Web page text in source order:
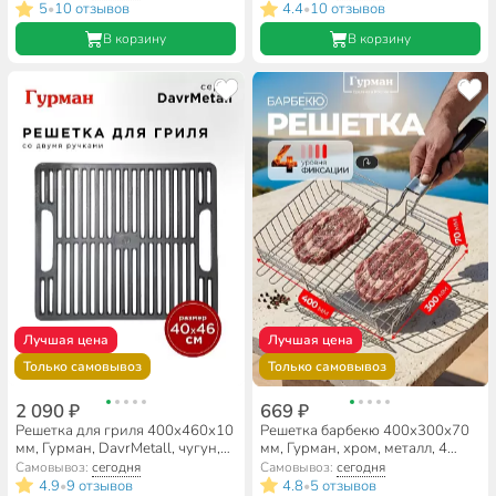
11100002-1(31-24)
5•10 отзывов
В корзину
покрытие, рукоятка дерево,
складная, 11100107-1(40-30)
4.4•10 отзывов
В корзину
Лучшая цена
Только самовывоз
2 090 ₽
Решетка для гриля 400х460х10
мм, Гурман, DavrMetall, чугун,
рукоятка чугун
Самовывоз:сегодня
4.9•9 отзывов
Лучшая цена
Только самовывоз
669 ₽
Решетка барбекю 400х300х70
мм, Гурман, хром, металл, 4
уровня, рукоятка резина,
складная, 11100002-1(40-30)
Самовывоз: сегодня
4.8•5 отзывов